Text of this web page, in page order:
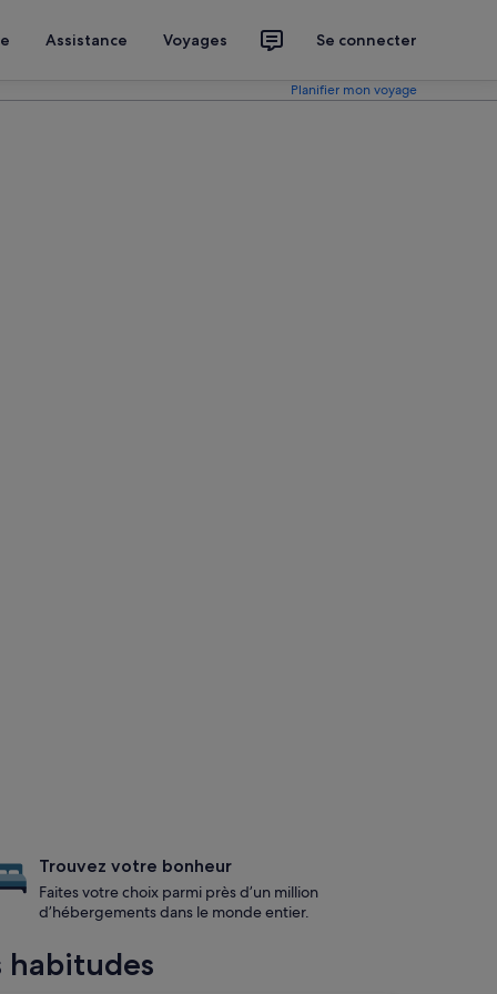
Assistance Voyages Se connecter
Planifier mon voyage
Trouvez votre bonheur
Faites votre choix parmi près d’un million
d’hébergements dans le monde entier.
habitudes